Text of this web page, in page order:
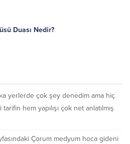
Duası Nedir?
yerlerde çok şey denedim ama hiç
hem yapılışı çok net anlatılmış
Çorum medyum hoca gideni